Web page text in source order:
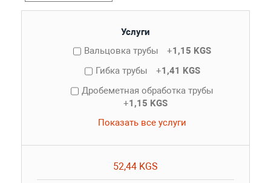
Услуги
Вальцовка трубы
+1,15 KGS
Гибка трубы
+1,41 KGS
Дробеметная обработка трубы
+1,15 KGS
Показать все услуги
52,44 KGS